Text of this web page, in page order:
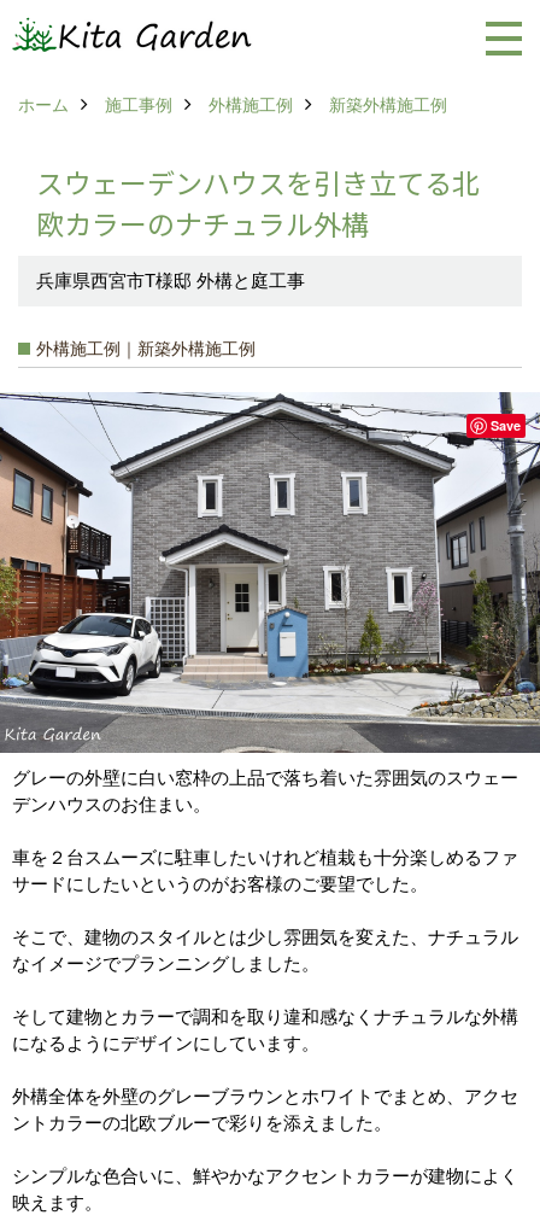
ホーム 施工事例 外構施工例 新築外構施工例
スウェーデンハウスを引き立てる北
欧カラーのナチュラル外構
兵庫県西宮市T様邸 外構と庭工事
外構施工例｜新築外構施工例
グレーの外壁に白い窓枠の上品で落ち着いた雰囲気のスウェー
デンハウスのお住まい。
車を２台スムーズに駐車したいけれど植栽も十分楽しめるファ
サードにしたいというのがお客様のご要望でした。
そこで、建物のスタイルとは少し雰囲気を変えた、ナチュラル
なイメージでプランニングしました。
そして建物とカラーで調和を取り違和感なくナチュラルな外構
になるようにデザインにしています。
外構全体を外壁のグレーブラウンとホワイトでまとめ、アクセ
ントカラーの北欧ブルーで彩りを添えました。
シンプルな色合いに、鮮やかなアクセントカラーが建物によく
映えます。
Save